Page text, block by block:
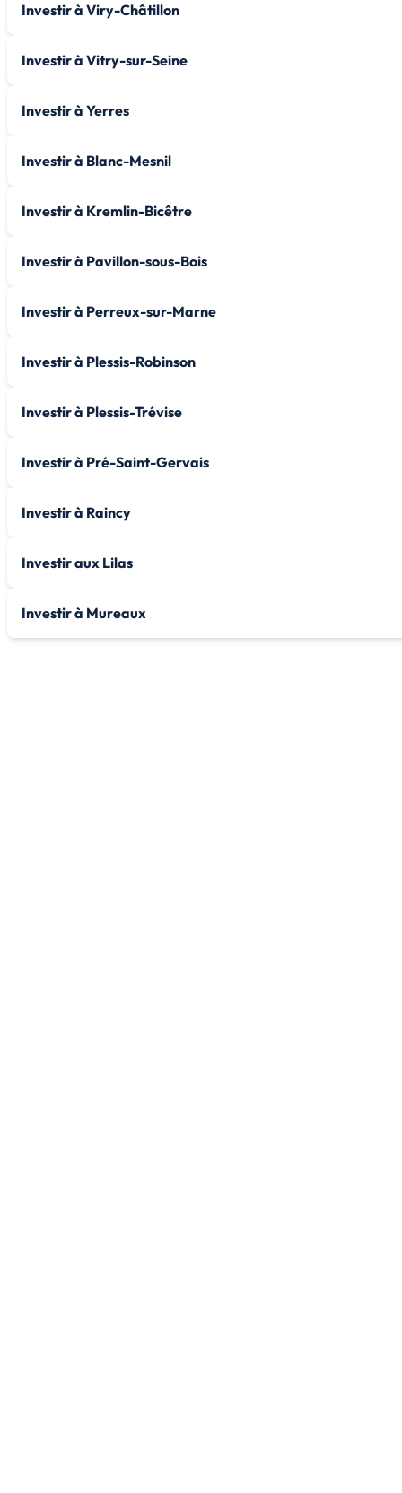
Investir à Viry-Châtillon
Investir à Vitry-sur-Seine
Investir à Yerres
Investir à Blanc-Mesnil
Investir à Kremlin-Bicêtre
Investir à Pavillon-sous-Bois
Investir à Perreux-sur-Marne
Investir à Plessis-Robinson
Investir à Plessis-Trévise
Investir à Pré-Saint-Gervais
Investir à Raincy
Investir aux Lilas
Investir à Mureaux